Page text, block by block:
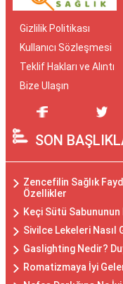
Gizlilik Politikası
Kullanıcı Sözleşmesi
Teklif Hakları ve Alıntı
Bize Ulaşın
SON
Zencefilin Sağlık
Özellikler
Keçi Sütü Sabununun
Sivilce Lekeleri Nasıl
Gaslighting Nedir?
Romatizmaya İyi